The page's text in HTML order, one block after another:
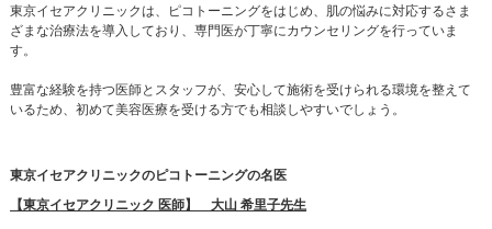
東京イセアクリニックは、ピコトーニングをはじめ、肌の悩みに対応するさま
ざまな治療法を導入しており、専門医が丁寧にカウンセリングを行っていま
す。
豊富な経験を持つ医師とスタッフが、安心して施術を受けられる環境を整えて
いるため、初めて美容医療を受ける方でも相談しやすいでしょう。
東京イセアクリニックのピコトーニングの名医
【東京イセアクリニック 医師】 大山 希里子先生